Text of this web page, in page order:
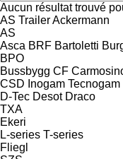
Aucun résultat trouvé
AS TrailerAckermann
AS
Asca BRF Bartoletti
BPO
Bussbygg CF
CSD Inogam Tecnogam
D-Tec Desot Draco
TXA
Ekeri
L-series T-series
Fliegl